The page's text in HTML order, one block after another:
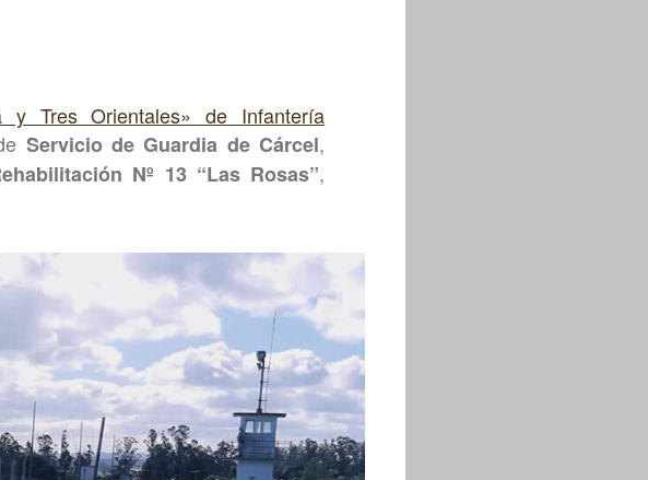
y Tres Orientales» de Infantería
Servicio de Guardia de Cárcel,
Nº 13 “Las Rosas”,